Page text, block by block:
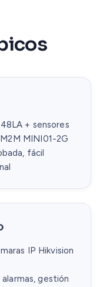
+ sensores
MINI01-2G
fácil
IP Hikvision
gestión